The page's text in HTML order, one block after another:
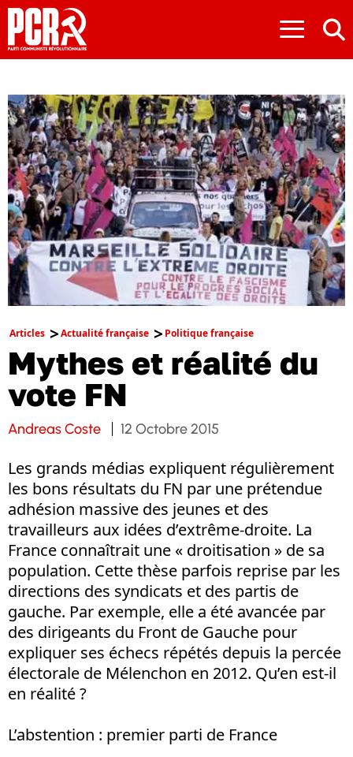
≡
Articles Actualité française Politique française
Mythes et réalité du
vote FN
Andreas Coste 12 Octobre 2015
Les grands médias expliquent régulièrement
les bons résultats du FN par une prétendue
adhésion massive des jeunes et des
travailleurs aux idées d’extrême-droite. La
France connaîtrait une « droitisation » de sa
population. Cette thèse parfois reprise par les
directions des syndicats et des partis de
gauche. Par exemple, elle a été avancée par
des dirigeants du Front de Gauche pour
expliquer ses échecs répétés depuis la percée
électorale de Mélenchon en 2012. Qu’en est-il
en réalité ?
L’abstention : premier parti de France